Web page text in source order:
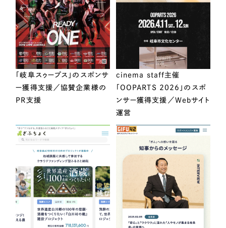
「岐阜スゥープス」のスポンサ
ー獲得支援／協賛企業様の
PR支援
cinema staff主催
「OOPARTS 2026」のスポ
ンサー獲得支援／Webサイト
運営